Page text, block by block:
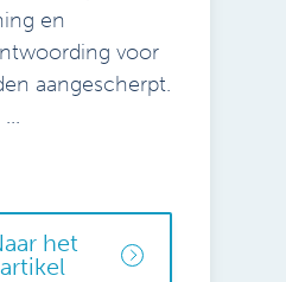
en
voor
aangescherpt.
het
artikel